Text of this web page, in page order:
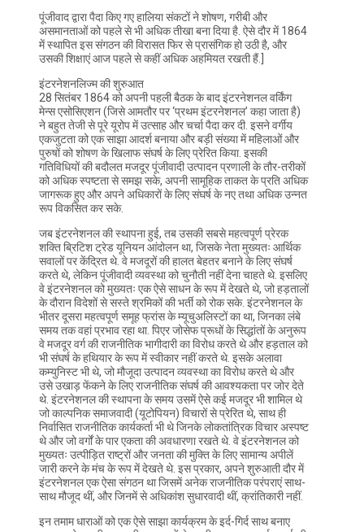
पूंजीवाद द्वारा पैदा किए गए हालिया संकटों ने शोषण, गरीबी और
असमानताओं को पहले से भी अधिक तीखा बना दिया है. ऐसे दौर में 1864
में स्थापित इस संगठन की विरासत फिर से प्रासंगिक हो उठी है, और
उसकी शिक्षाएं आज पहले से कहीं अधिक अहमियत रखती हैं.]
इंटरनेशनलिज्म की शुरुआत
28 सितंबर 1864 को अपनी पहली बैठक के बाद इंटरनेशनल वर्किंग
मेन्स एसोसिएशन (जिसे आमतौर पर ‘प्रथम इंटरनेशनल’ कहा जाता है)
ने बहुत तेजी से पूरे यूरोप में उत्साह और चर्चा पैदा कर दी. इसने वर्गीय
एकजुटता को एक साझा आदर्श बनाया और बड़ी संख्या में महिलाओं और
पुरुषों को शोषण के खिलाफ संघर्ष के लिए प्रेरित किया. इसकी
गतिविधियों की बदौलत मजदूर पूंजीवादी उत्पादन प्रणाली के तौर-तरीकों
को अधिक स्पष्टता से समझ सके, अपनी सामूहिक ताकत के प्रति अधिक
जागरूक हुए और अपने अधिकारों के लिए संघर्ष के नए तथा अधिक उन्नत
रूप विकसित कर सके.
जब इंटरनेशनल की स्थापना हुई, तब उसकी सबसे महत्वपूर्ण प्रेरक
शक्ति ब्रिटिश ट्रेड यूनियन आंदोलन था, जिसके नेता मुख्यतः आर्थिक
सवालों पर केंद्रित थे. वे मजदूरों की हालत बेहतर बनाने के लिए संघर्ष
करते थे, लेकिन पूंजीवादी व्यवस्था को चुनौती नहीं देना चाहते थे. इसलिए
वे इंटरनेशनल को मुख्यतः एक ऐसे साधन के रूप में देखते थे, जो हड़तालों
के दौरान विदेशों से सस्ते श्रमिकों की भर्ती को रोक सके. इंटरनेशनल के
भीतर दूसरा महत्वपूर्ण समूह फ्रांस के म्यूचुअलिस्टों का था, जिनका लंबे
समय तक वहां प्रभाव रहा था. पिएर जोसेफ प्रूधों के सिद्धांतों के अनुरूप
वे मजदूर वर्ग की राजनीतिक भागीदारी का विरोध करते थे और हड़ताल को
भी संघर्ष के हथियार के रूप में स्वीकार नहीं करते थे. इसके अलावा
कम्युनिस्ट भी थे, जो मौजूदा उत्पादन व्यवस्था का विरोध करते थे और
उसे उखाड़ फेंकने के लिए राजनीतिक संघर्ष की आवश्यकता पर जोर देते
थे. इंटरनेशनल की स्थापना के समय उसमें ऐसे कई मजदूर भी शामिल थे
जो काल्पनिक समाजवादी (यूटोपियन) विचारों से प्रेरित थे, साथ ही
निर्वासित राजनीतिक कार्यकर्ता भी थे जिनके लोकतांत्रिक विचार अस्पष्ट
थे और जो वर्गों के पार एकता की अवधारणा रखते थे. वे इंटरनेशनल को
मुख्यतः उत्पीड़ित राष्ट्रों और जनता की मुक्ति के लिए सामान्य अपीलें
जारी करने के मंच के रूप में देखते थे. इस प्रकार, अपने शुरुआती दौर में
इंटरनेशनल एक ऐसा संगठन था जिसमें अनेक राजनीतिक परंपराएं साथ-
साथ मौजूद थीं, और जिनमें से अधिकांश सुधारवादी थीं, क्रांतिकारी नहीं.
इन तमाम धाराओं को एक ऐसे साझा कार्यक्रम के इर्द-गिर्द साथ बनाए